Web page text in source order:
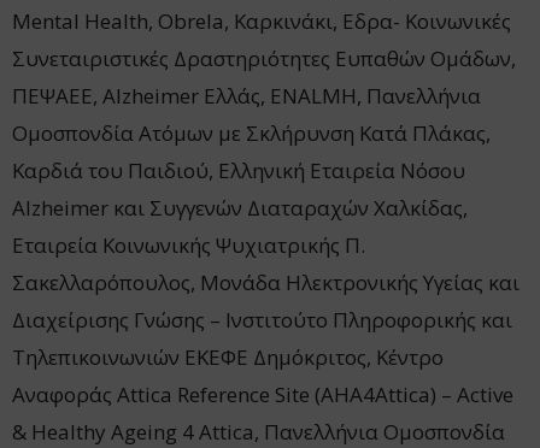
Mental Ηealth, Obrela, Καρκινάκι, Εδρα- Κοινωνικές
Συνεταιριστικές Δραστηριότητες Ευπαθών Ομάδων,
ΠΕΨΑΕΕ, Alzheimer Ελλάς, ENALMH, Πανελλήνια
Ομοσπονδία Ατόμων με Σκλήρυνση Κατά Πλάκας,
Καρδιά του Παιδιού, Ελληνική Εταιρεία Νόσου
Alzheimer και Συγγενών Διαταραχών Χαλκίδας,
Εταιρεία Κοινωνικής Ψυχιατρικής Π.
Σακελλαρόπουλος, Μονάδα Ηλεκτρονικής Υγείας και
Διαχείρισης Γνώσης – Ινστιτούτο Πληροφορικής και
Τηλεπικοινωνιών ΕΚΕΦΕ Δημόκριτος, Κέντρο
Αναφοράς Attica Reference Site (AHA4Attica) – Active
& Healthy Ageing 4 Attica, Πανελλήνια Ομοσπονδία